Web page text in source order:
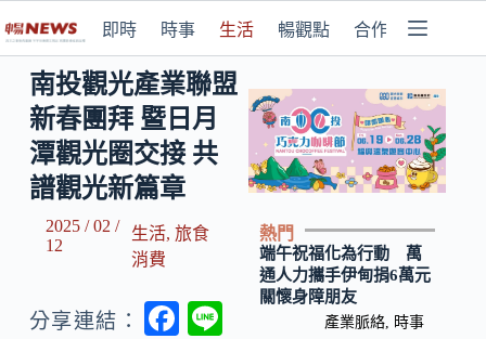
即時 時事 生活 暢觀點 合作媒體
南投觀光產業聯盟
新春團拜 暨日月
潭觀光圈交接 共
譜觀光新篇章
2025 / 02 /
12
生活, 旅食
消費
分享連結：
F
熱門
端午祝福化為行動 萬
通人力攜手伊甸捐6萬元
關懷身障朋友
產業脈絡 時事